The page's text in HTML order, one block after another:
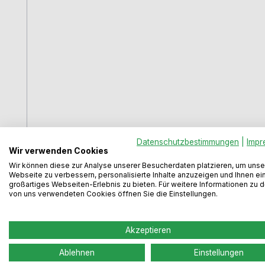
Abluft Rundrohr 100, weiß, L 350 mm
Datenschutzbestimmungen
Wir verwenden Cookies
Wir können diese zur Analyse unserer Besucherdaten platzieren, um
Webseite zu verbessern, personalisierte Inhalte anzuzeigen und Ihnen ein
großartiges Webseiten-Erlebnis zu bieten. Für weitere Informationen zu
von uns verwendeten Cookies öffnen Sie die Einstellungen.
Akzeptieren
Ablehnen Einstellungen